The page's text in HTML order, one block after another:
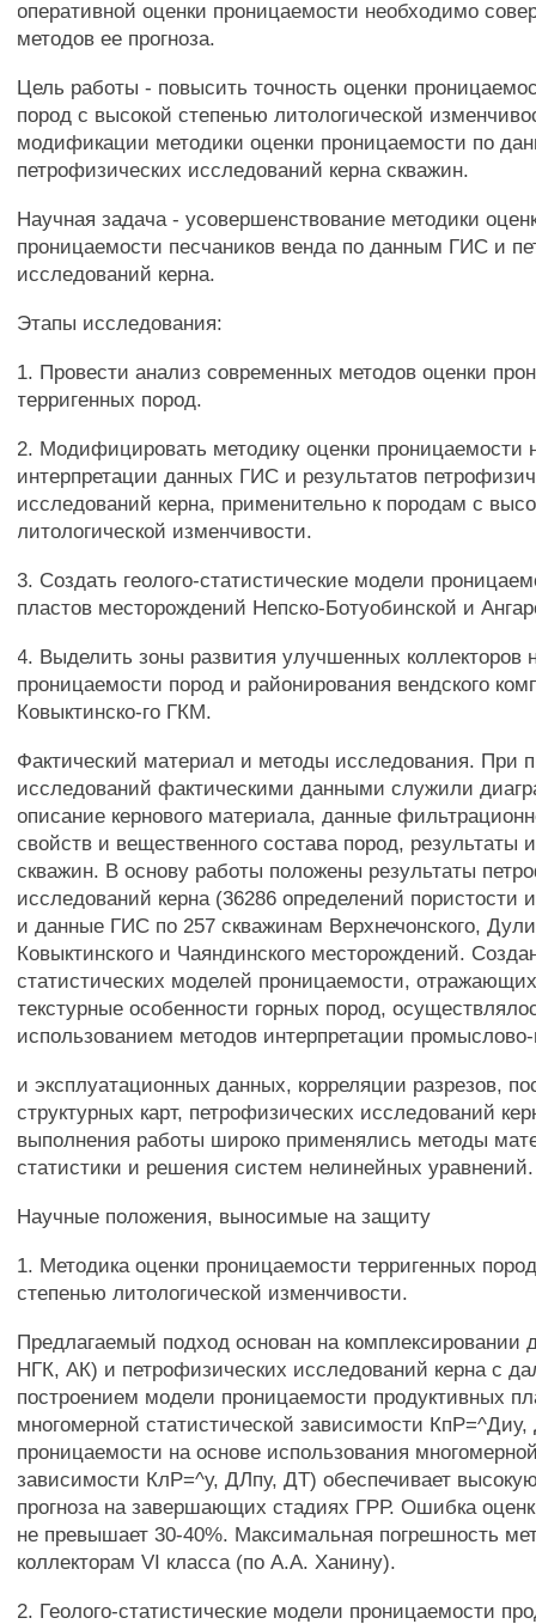
оперативной оценки проницаемости необходимо
методов ее прогноза.
Цель работы - повысить точность оценки
пород с высокой степенью литологической
модификации методики оценки проницаемости по
петрофизических исследований керна скважин.
Научная задача - усовершенствование методики
проницаемости песчаников венда по данным ГИС и
исследований керна.
Этапы исследования:
1. Провести анализ современных методов оценки
терригенных пород.
2. Модифицировать методику оценки проницаемости
интерпретации данных ГИС и результатов
исследований керна, применительно к породам с
литологической изменчивости.
3. Создать геолого-статистические модели
пластов месторождений Непско-Ботуобинской и
4. Выделить зоны развития улучшенных коллекторов
проницаемости пород и районирования вендского
Ковыктинско-го ГКМ.
Фактический материал и методы исследования. При
исследований фактическими данными служили
описание кернового материала, данные
свойств и вещественного состава пород, результаты
скважин. В основу работы положены результаты
исследований керна (36286 определений пористости
и данные ГИС по 257 скважинам Верхнечонского,
Ковыктинского и Чаяндинского месторождений.
статистических моделей проницаемости,
текстурные особенности горных пород,
использованием методов интерпретации
и эксплуатационных данных, корреляции разрезов,
структурных карт, петрофизических исследований
выполнения работы широко применялись методы
статистики и решения систем нелинейных уравнений.
Научные положения, выносимые на защиту
1. Методика оценки проницаемости терригенных
степенью литологической изменчивости.
Предлагаемый подход основан на
НГК, АК) и петрофизических исследований керна с
построением модели проницаемости продуктивных
многомерной статистической зависимости
проницаемости на основе использования
зависимости КлР=^у, ДЛпу, ДТ) обеспечивает
прогноза на завершающих стадиях ГРР. Ошибка
не превышает 30-40%. Максимальная погрешность
коллекторам VI класса (по А.А. Ханину).
2. Геолого-статистические модели проницаемости